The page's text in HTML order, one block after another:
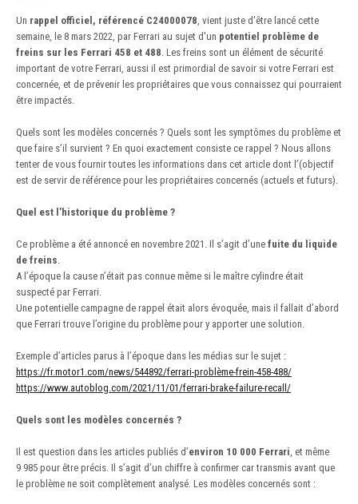
Un rappel officiel, référencé C24000078 , vient juste d'être lancé cette
semaine, le 8 mars 2022, par Ferrari au sujet d'un potentiel problème de
freins sur les Ferrari 458 et 488 . Les freins sont un élément de sécurité
important de votre Ferrari, aussi il est primordial de savoir si votre Ferrari est
concernée, et de prévenir les propriétaires que vous connaissez qui pourraient
être impactés.
Quels sont les modèles concernés ? Quels sont les symptômes du problème et
que faire s’il survient ? En quoi exactement consiste ce rappel ? Nous allons
tenter de vous fournir toutes les informations dans cet article dont l’(objectif
est de servir de référence pour les propriétaires concernés (actuels et futurs).
Quel est l’historique du problème ?
Ce problème a été annoncé en novembre 2021. Il s’agit d’une fuite du liquide
de freins
A l’époque la cause n’était pas connue même si le maître cylindre était
suspecté par Ferrari.
Une potentielle campagne de rappel était alors évoquée, mais il fallait d’abord
que Ferrari trouve l’origine du problème pour y apporter une solution.
Exemple d’articles parus à l’époque dans les médias sur le sujet :
https://fr.motor1.com/news/544892/ferrari-problème-frein-458-488/
https://www.autoblog.com/2021/11/01/ferrari-brake-failure-recall/
Quels sont les modèles concernés ?
Il est question dans les articles publiés d’environ 10 000 Ferrari , et même
9 985 pour être précis. Il s’agit d’un chiffre à confirmer car transmis avant que
le problème ne soit complètement analysé. Les modèles concernés sont :